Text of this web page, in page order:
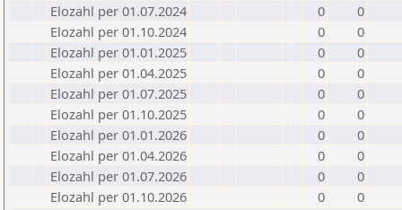
Elozahl per 01.07.2024
0
0
Elozahl per 01.10.2024
0
0
Elozahl per 01.01.2025
0
0
Elozahl per 01.04.2025
0
0
Elozahl per 01.07.2025
0
0
Elozahl per 01.10.2025
0
0
Elozahl per 01.01.2026
0
0
Elozahl per 01.04.2026
0
0
Elozahl per 01.07.2026
0
0
Elozahl per 01.10.2026
0 0